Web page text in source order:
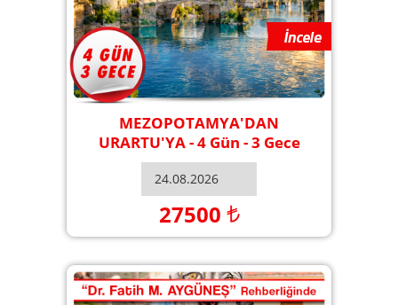
MEZOPOTAMYA'DAN
URARTU'YA - 4 Gün - 3 Gece
27500 ₺